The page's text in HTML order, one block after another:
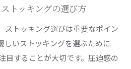
いストッキングの正しい履き方
ためのストッキングの履き方
が巻き爪に与える影響
トッキングの選び方
ストッキング選びは重要なポイン
しいストッキングを選ぶために
目することが大切です。圧迫感の